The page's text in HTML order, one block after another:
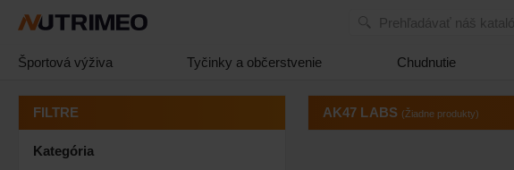
Prehľadávať náš
Športová výživa Tyčinky a občerstvenie Chudnutie
AK47 LABS (Žiadne produkty)
FILTRE
Kategória